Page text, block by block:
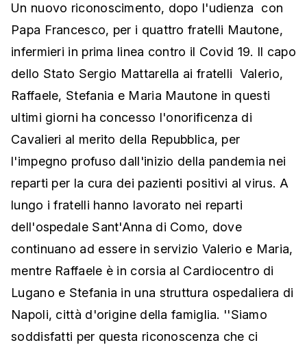
Un nuovo riconoscimento, dopo l'udienza con
Papa Francesco, per i quattro fratelli Mautone,
infermieri in prima linea contro il Covid 19. Il capo
dello Stato Sergio Mattarella ai fratelli Valerio,
Raffaele, Stefania e Maria Mautone in questi
ultimi giorni ha concesso l'onorificenza di
Cavalieri al merito della Repubblica, per
l'impegno profuso dall'inizio della pandemia nei
reparti per la cura dei pazienti positivi al virus. A
lungo i fratelli hanno lavorato nei reparti
dell'ospedale Sant'Anna di Como, dove
continuano ad essere in servizio Valerio e Maria,
mentre Raffaele è in corsia al Cardiocentro di
Lugano e Stefania in una struttura ospedaliera di
Napoli, città d'origine della famiglia. ''Siamo
soddisfatti per questa riconoscenza che ci